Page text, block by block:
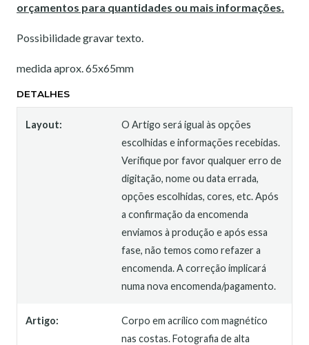
orçamentos para quantidades ou mais informações.
Possibilidade gravar texto.
medida aprox. 65x65mm
DETALHES
Layout:
O Artigo será igual às opções
escolhidas e informações recebidas.
Verifique por favor qualquer erro de
digitação, nome ou data errada,
opções escolhidas, cores, etc. Após
a confirmação da encomenda
enviamos à produção e após essa
fase, não temos como refazer a
encomenda. A correção implicará
numa nova encomenda/pagamento.
Artigo:
Corpo em acrílico com magnético
nas costas. Fotografia de alta